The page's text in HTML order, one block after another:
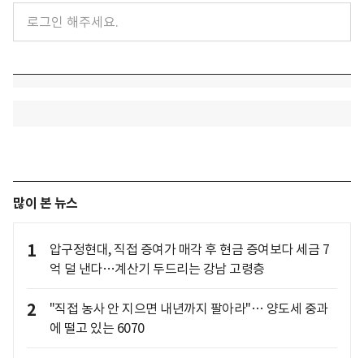
많이 본 뉴스
1
압구정현대, 직접 증여가 매각 후 현금 증여보다 세금 7
억 덜 낸다…계산기 두드리는 강남 고령층
2
"직접 농사 안 지으면 내년까지 팔아라"… 양도세 중과
에 떨고 있는 6070